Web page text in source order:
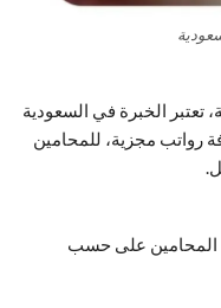
الخبرة في السعودية
رواتب مجزية، للمحامين
المحامين على حسب